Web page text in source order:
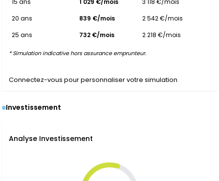
15 ans 1 029 €/mois
3 118 €/mois
20 ans
839 €/mois
2 542 €/mois
25 ans
732 €/mois 2 218 €/mois
* Simulation indicative hors assurance emprunteur.
Connectez-vous pour personnaliser votre simulation
Investissement
Analyse Investissement